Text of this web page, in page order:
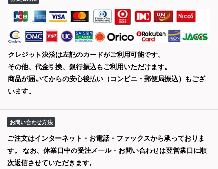
クレジット決済は左記のカードがご利用可能です。
その他、代金引換、銀行振込もご利用いただけます。
商品が届いてからの安心後払い（コンビニ・郵便局振込）もござ
います。
お問い合わせ方法
ご注文はインターネット・お電話・ファックスから承っておりま
す。 なお、休業日中の受注メール・お問い合わせは翌営業日に順
次返信させていただきます。